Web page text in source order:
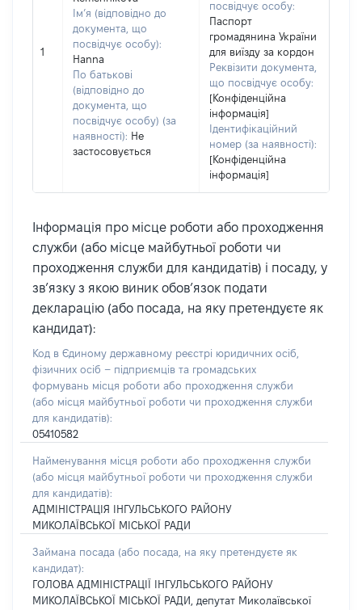
1
Ім’я (відповідно до
документа, що
посвідчує особу):
Hanna
По батькові
(відповідно до
документа, що
посвідчує особу) (за
наявності): Не
застосовується
посвідчує особу:
Паспорт
громадянина України
для виїзду за кордон
Реквізити документа,
що посвідчує особу:
[Конфіденційна
інформація]
Ідентифікаційний
номер (за наявності):
[Конфіденційна
інформація]
Інформація про місце роботи або проходження
служби (або місце майбутньої роботи чи
проходження служби для кандидатів) і посаду, у
зв’язку з якою виник обов’язок подати
декларацію (або посада, на яку претендуєте як
кандидат):
Код в Єдиному державному реєстрі юридичних осіб,
фізичних осіб – підприємців та громадських
формувань місця роботи або проходження служби
(або місця майбутньої роботи чи проходження служби
для кандидатів):
05410582
Найменування місця роботи або проходження служби
(або місця майбутньої роботи чи проходження служби
для кандидатів):
АДМІНІСТРАЦІЯ ІНГУЛЬСЬКОГО РАЙОНУ
МИКОЛАЇВСЬКОЇ МІСЬКОЇ РАДИ
Займана посада (або посада, на яку претендуєте як
кандидат):
ГОЛОВА АДМІНІСТРАЦІЇ ІНГУЛЬСЬКОГО РАЙОНУ
МИКОЛАЇВСЬКОЇ МІСЬКОЇ РАДИ, депутат Миколаївської